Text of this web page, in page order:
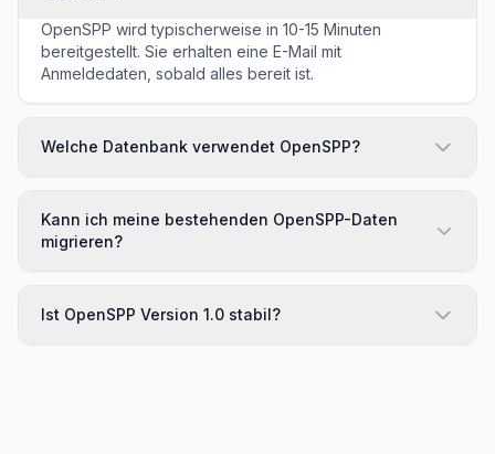
OpenSPP wird typischerweise in 10-15 Minuten
bereitgestellt. Sie erhalten eine E-Mail mit
Anmeldedaten, sobald alles bereit ist.
Welche Datenbank verwendet OpenSPP?
Kann ich meine bestehenden OpenSPP-Daten
migrieren?
Ist OpenSPP Version 1.0 stabil?